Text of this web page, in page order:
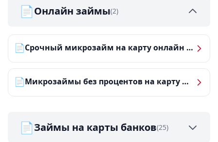
📄Онлайн займы(2)
📄 Срочный микрозайм на карту онлайн — получить деньги за 5 минут
📄 Микрозаймы без процентов на карту — ТОП-10 за 2026 год
📄Займы на карты банков(25)